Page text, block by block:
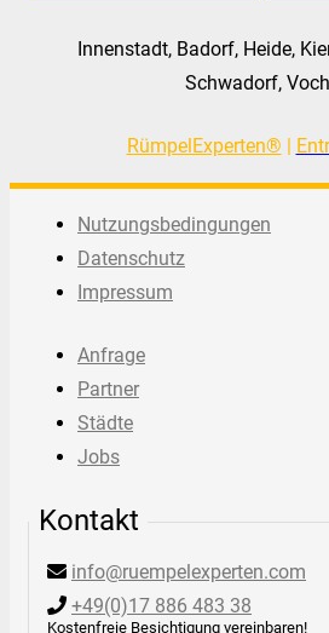
Innenstadt, Badorf, Heide,
Schwadorf,
RümpelExperten®
Nutzungsbedingungen
Datenschutz
Impressum
Anfrage
Partner
Städte
Jobs
Kontakt
info@ruempelexperten.com
+49(0)17 886 483 38
Kostenfreie Besichtigung vereinbaren!